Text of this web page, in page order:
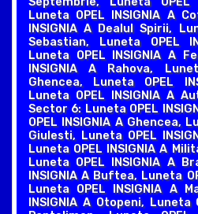
Luneta OPEL INSIGNIA A
INSIGNIA A Dealul Spirii,
Sebastian, Luneta OPEL
Luneta OPEL INSIGNIA A
INSIGNIA A Rahova,
Ghencea, Luneta OPEL
Luneta OPEL INSIGNIA A
Sector 6: Luneta OPEL
OPEL INSIGNIA A Ghencea,
Giulesti, Luneta OPEL
Luneta OPEL INSIGNIA A
Luneta OPEL INSIGNIA A
INSIGNIA A Buftea, Luneta
Luneta OPEL INSIGNIA A
INSIGNIA A Otopeni, Luneta